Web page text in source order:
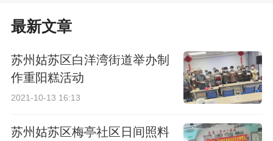
最新文章
苏州姑苏区白洋湾街道举办制
作重阳糕活动
2021-10-13 16:13
苏州姑苏区梅亭社区日间照料